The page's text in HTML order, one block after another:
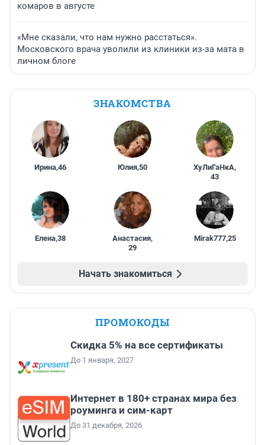
комаров в августе
«Мне сказали, что нам нужно расстаться».
Московского врача уволили из клиники из-за мата в
личном блоге
ЗНАКОМСТВА
Ирина,46 Юлия,50 ХуЛиГаНкА,
43
Елена,38 Анастасия,
29
Mirak777,25
Начать знакомиться
ПРОМОКОДЫ
Скидка 5% на все сертификаты
До 1 января, 2027
Интернет в 180+ странах мира без
роуминга и сим-карт
До 31 декабря, 2026